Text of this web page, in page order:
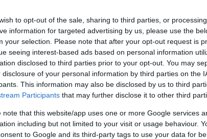
to opt-out of the sale, sharing to third parties, or
information for targeted advertising by us, please use the
your selection. Please note that after your opt-out request is
seeing interest-based ads based on personal information
disclosed to third parties prior to your opt-out. You may
disclosure of your personal information by third parties on the
This information may also be disclosed by us to third
Participants that may further disclose it to other third
note that this website/app uses one or more Google services
including but not limited to your visit or usage behaviour.
to Google and its third-party tags to use your data for
és még a fedélzeti rendszereket
repülőgépen? A szakértő szerint sokkal